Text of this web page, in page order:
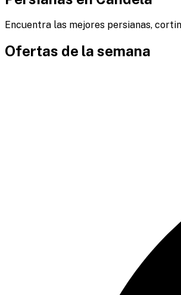
Encuentra las mejores persianas,
Ofertas de la semana